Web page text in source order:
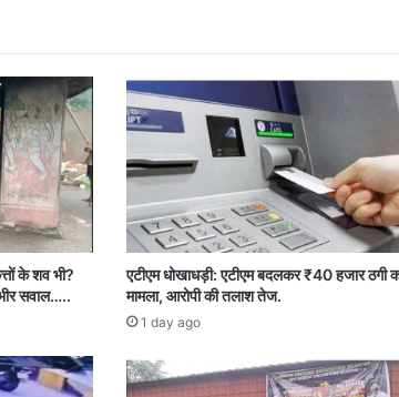
के शव भी?
सवाल…..
एटीएम धोखाधड़ी: एटीएम बदलकर ₹40 हजार ठगी
मामला, आरोपी की तलाश तेज.
1 day ago